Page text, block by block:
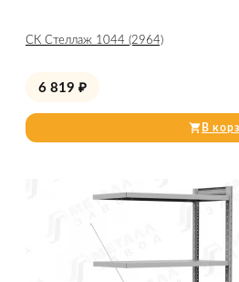
СК Стеллаж 1044 (2964)
6 819 ₽
В